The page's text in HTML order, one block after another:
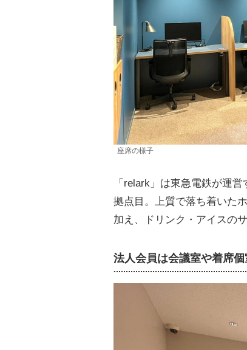
座席の様子
「relark」は東急電鉄が運
拠点目。上質で落ち着いた
加え、ドリンク・アイスの
法人会員は会議室や着席